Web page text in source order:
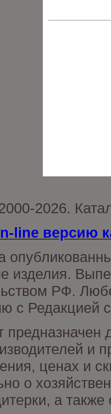
2026.
line версию
изделия.
РФ.
с Редакцией
предназначен
и
ценах и
о
а